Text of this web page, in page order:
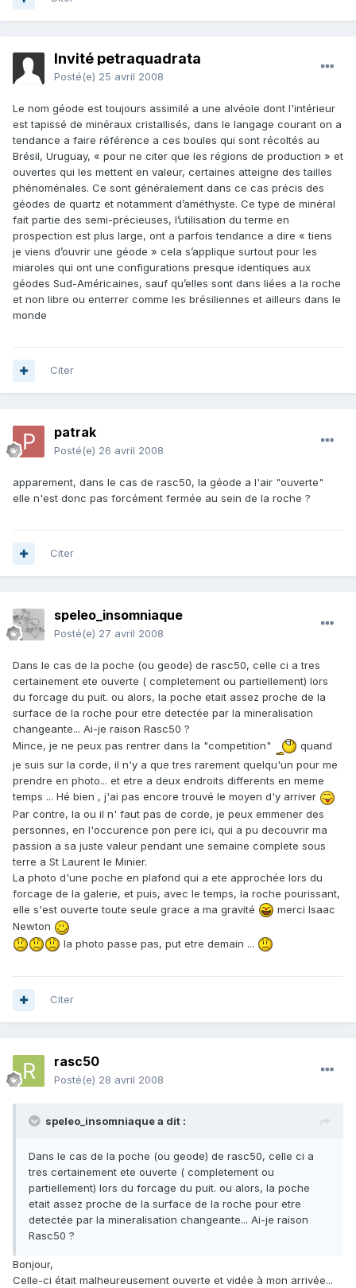
Invité petraquadrata
Posté(e) 25 avril 2008
Le nom géode est toujours assimilé a une alvéole dont l'intérieur
est tapissé de minéraux cristallisés, dans le langage courant on a
tendance a faire référence a ces boules qui sont récoltés au
Brésil, Uruguay, « pour ne citer que les régions de production » et
ouvertes qui les mettent en valeur, certaines atteigne des tailles
phénoménales. Ce sont généralement dans ce cas précis des
géodes de quartz et notamment d’améthyste. Ce type de minéral
fait partie des semi-précieuses, l’utilisation du terme en
prospection est plus large, ont a parfois tendance a dire « tiens
je viens d’ouvrir une géode » cela s’applique surtout pour les
miaroles qui ont une configurations presque identiques aux
géodes Sud-Américaines, sauf qu’elles sont dans liées a la roche
et non libre ou enterrer comme les brésiliennes et ailleurs dans le
monde
Citer
patrak
Posté(e) 26 avril 2008
apparement, dans le cas de rasc50, la géode a l'air "ouverte"
elle n'est donc pas forcément fermée au sein de la roche ?
Citer
speleo_insomniaque
Posté(e) 27 avril 2008
Dans le cas de la poche (ou geode) de rasc50, celle ci a tres
certainement ete ouverte ( completement ou partiellement) lors
du forcage du puit. ou alors, la poche etait assez proche de la
surface de la roche pour etre detectée par la mineralisation
changeante... Ai-je raison Rasc50 ?
Mince, je ne peux pas rentrer dans la "competition"
quand
je suis sur la corde, il n'y a que tres rarement quelqu'un pour me
prendre en photo... et etre a deux endroits differents en meme
temps ... Hé bien , j'ai pas encore trouvé le moyen d'y arriver
Par contre, la ou il n' faut pas de corde, je peux emmener des
personnes, en l'occurence pon pere ici, qui a pu decouvrir ma
passion a sa juste valeur pendant une semaine complete sous
terre a St Laurent le Minier.
La photo d'une poche en plafond qui a ete approchée lors du
forcage de la galerie, et puis, avec le temps, la roche pourissant,
elle s'est ouverte toute seule grace a ma gravité
merci Isaac
Newton
la photo passe pas, put etre demain ...
Citer
rasc50
Posté(e) 28 avril 2008
speleo_insomniaque a dit :
Dans le cas de la poche (ou geode) de rasc50, celle ci a
tres certainement ete ouverte ( completement ou
partiellement) lors du forcage du puit. ou alors, la poche
etait assez proche de la surface de la roche pour etre
detectée par la mineralisation changeante... Ai-je raison
Rasc50 ?
Bonjour,
Celle-ci était malheureusement ouverte et vidée à mon arrivée...